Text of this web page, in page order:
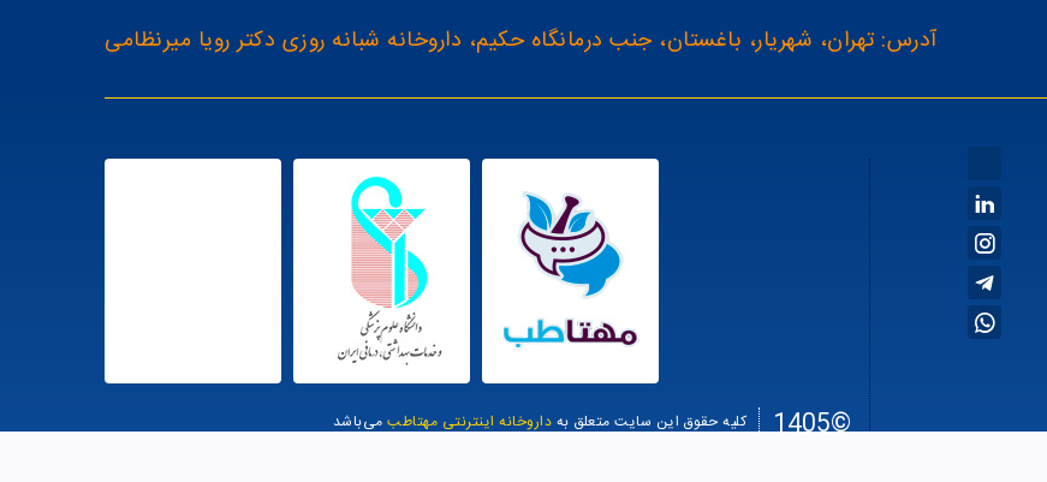
آدرس: تهران، شهریار، باغستان، جنب درمانگاه حکیم، داروخانه شبانه روزی دکتر رویا میرنظامی
©1405 کلیه حقوق این سایت متعلق به داروخانه اینترنتی مهتاطب می‌باشد